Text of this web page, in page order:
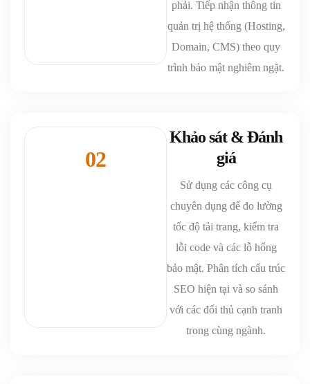
phải. Tiếp nhận thông tin
quản trị hệ thống (Hosting,
Domain, CMS) theo quy
trình bảo mật nghiêm ngặt.
Khảo sát & Đánh
giá
Sử dụng các công cụ
chuyên dụng để đo lường
tốc độ tải trang, kiểm tra
lỗi code và các lỗ hổng
bảo mật. Phân tích cấu trúc
SEO hiện tại và so sánh
với các đối thủ cạnh tranh
trong cùng ngành.
02